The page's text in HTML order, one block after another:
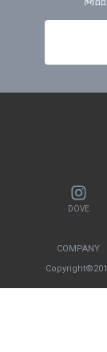
DOVE
COMPANY